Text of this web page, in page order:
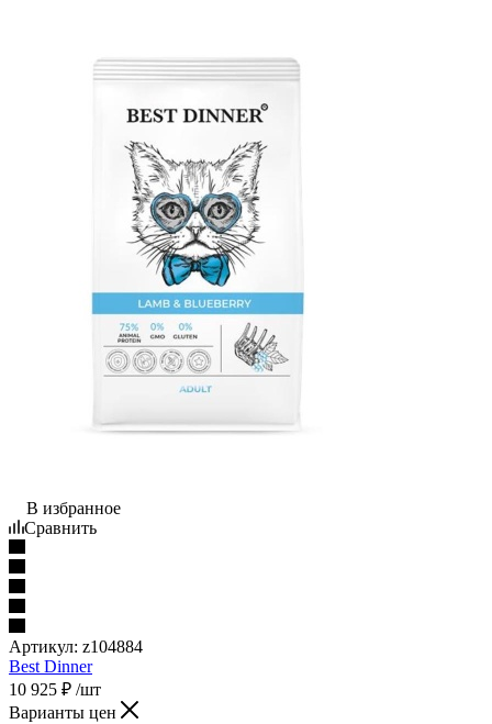
В избранное
Сравнить
Артикул: z104884
Best Dinner
10 925 ₽ /шт
Варианты цен